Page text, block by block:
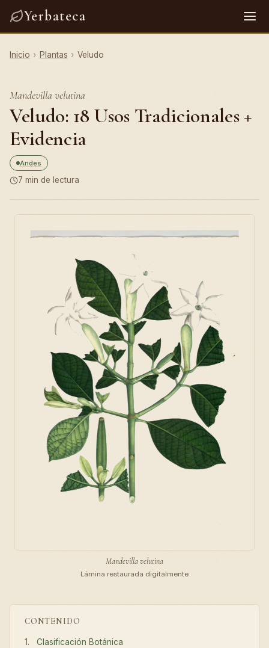
Yerbateca
Inicio › Plantas › Veludo
Mandevilla velutina
Veludo: 18 Usos Tradicionales +
Evidencia
Andes
7 min de lectura
CONTENIDO
Clasificación Botánica
Mandevilla velutina
Lámina restaurada digitalmente